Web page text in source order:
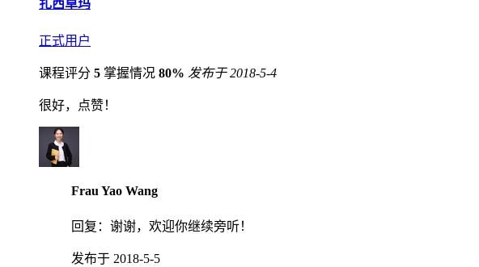
扎西卓玛
正式用户
课程评分 5 掌握情况 80% 发布于 2018-5-4
很好，点赞！
Frau Yao Wang
回复： 谢谢，欢迎你继续旁听！
发布于 2018-5-5